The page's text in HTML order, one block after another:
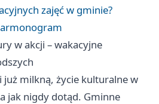
zajęć w gminie?
w akcji – wakacyjne
już milkną, życie kulturalne w
jak nigdy dotąd. Gminne